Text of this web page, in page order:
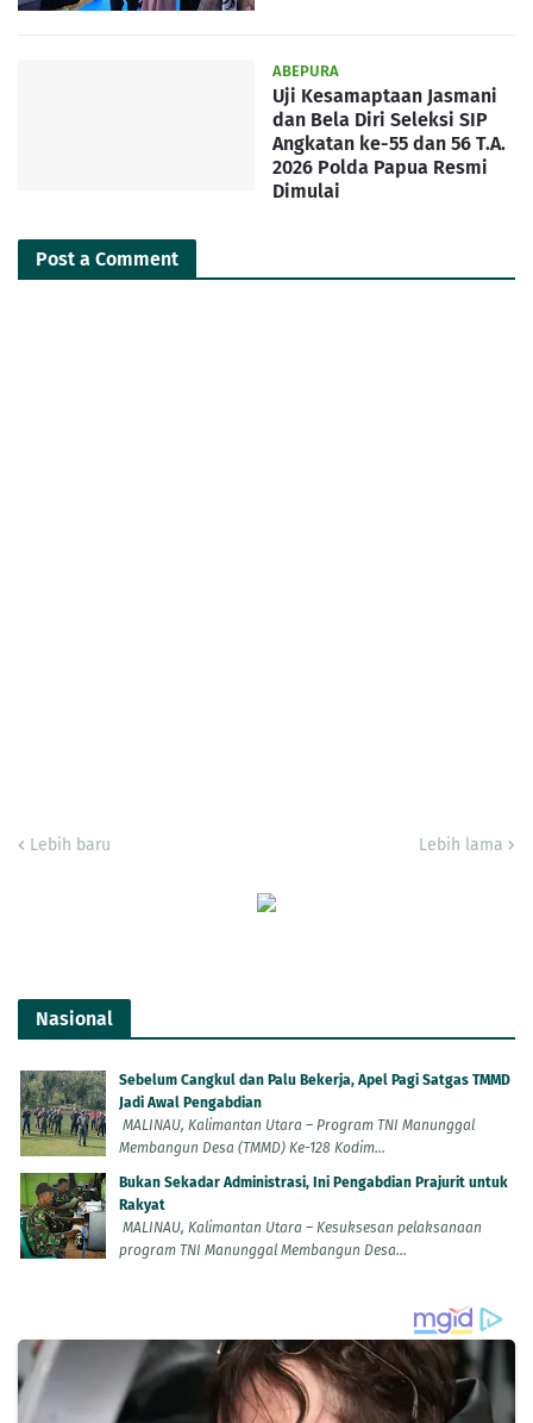
ABEPURA
Uji Kesamaptaan Jasmani
dan Bela Diri Seleksi SIP
Angkatan ke-55 dan 56 T.A.
2026 Polda Papua Resmi
Dimulai
Post a Comment
Lebih baru Lebih lama
Nasional
Sebelum Cangkul dan Palu Bekerja, Apel Pagi Satgas TMMD
Jadi Awal Pengabdian
MALINAU, Kalimantan Utara – Program TNI Manunggal
Membangun Desa (TMMD) Ke-128 Kodim...
Bukan Sekadar Administrasi, Ini Pengabdian Prajurit untuk
Rakyat
MALINAU, Kalimantan Utara – Kesuksesan pelaksanaan
program TNI Manunggal Membangun Desa...